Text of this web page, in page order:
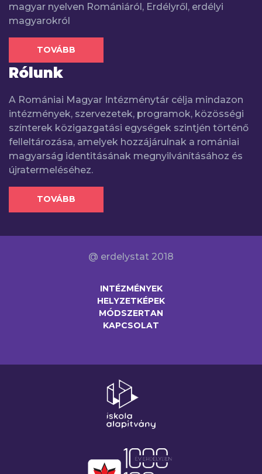
magyar nyelven Romániáról, Erdélyről, erdélyi
magyarokról
TOVÁBB
Rólunk
A Romániai Magyar Intézménytár célja mindazon
intézmények, szervezetek, programok, közösségi
színterek közigazgatási egységek szintjén történő
felleltározása, amelyek hozzájárulnak a romániai
magyarság identitásának megnyilvánításához és
újratermeléséhez.
TOVÁBB
@ erdelystat 2018
INTÉZMÉNYEK
HELYZETKÉPEK
MÓDSZERTAN
KAPCSOLAT